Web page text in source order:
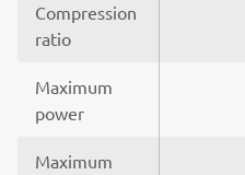
Compression
ratio
Maximum
power
Maximum